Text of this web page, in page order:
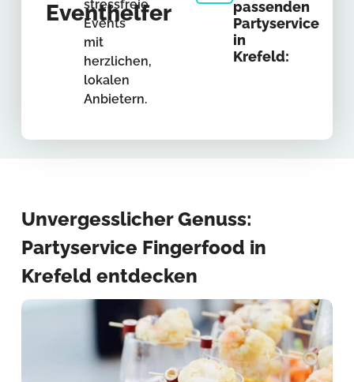
Eventhelfer
stressfreie
Events
mit
herzlichen,
lokalen
Anbietern.
passenden
Partyservice
in
Krefeld:
Unvergesslicher Genuss:
Partyservice Fingerfood in
Krefeld entdecken